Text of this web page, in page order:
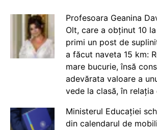
Profesoara Geanina
Olt, care a obținut 10
primi un post de
a făcut naveta 15 km:
mare bucurie, însă
adevărata valoare a
vede la clasă, în relația
Ministerul Educației
din calendarul de